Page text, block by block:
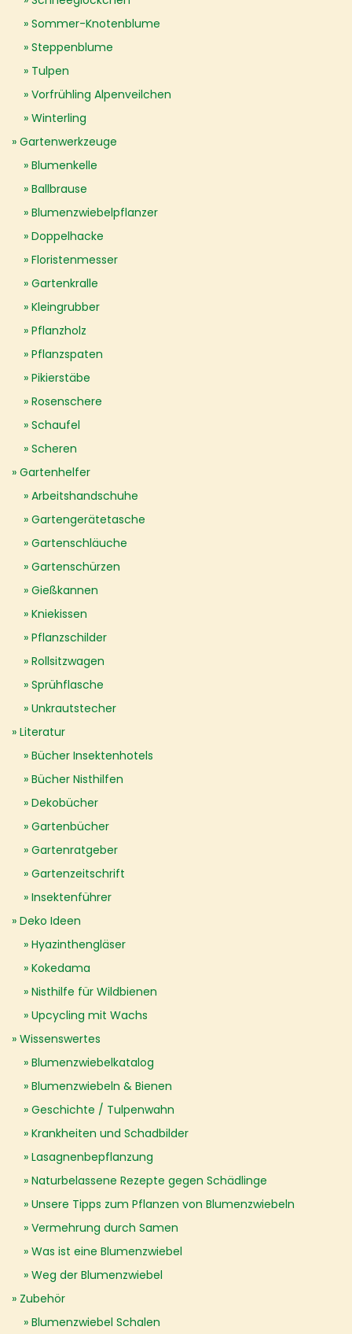
Sommer-Knotenblume
Steppenblume
Tulpen
Vorfrühling Alpenveilchen
Winterling
Gartenwerkzeuge
Blumenkelle
Ballbrause
Blumenzwiebelpflanzer
Doppelhacke
Floristenmesser
Gartenkralle
Kleingrubber
Pflanzholz
Pflanzspaten
Pikierstäbe
Rosenschere
Schaufel
Scheren
Gartenhelfer
Arbeitshandschuhe
Gartengerätetasche
Gartenschläuche
Gartenschürzen
Gießkannen
Kniekissen
Pflanzschilder
Rollsitzwagen
Sprühflasche
Unkrautstecher
Literatur
Bücher Insektenhotels
Bücher Nisthilfen
Dekobücher
Gartenbücher
Gartenratgeber
Gartenzeitschrift
Insektenführer
Deko Ideen
Hyazinthengläser
Kokedama
Nisthilfe für Wildbienen
Upcycling mit Wachs
Wissenswertes
Blumenzwiebelkatalog
Blumenzwiebeln & Bienen
Geschichte / Tulpenwahn
Krankheiten und Schadbilder
Lasagnenbepflanzung
Naturbelassene Rezepte gegen Schädlinge
Unsere Tipps zum Pflanzen von Blumenzwiebeln
Vermehrung durch Samen
Was ist eine Blumenzwiebel
Weg der Blumenzwiebel
Zubehör
Blumenzwiebel Schalen